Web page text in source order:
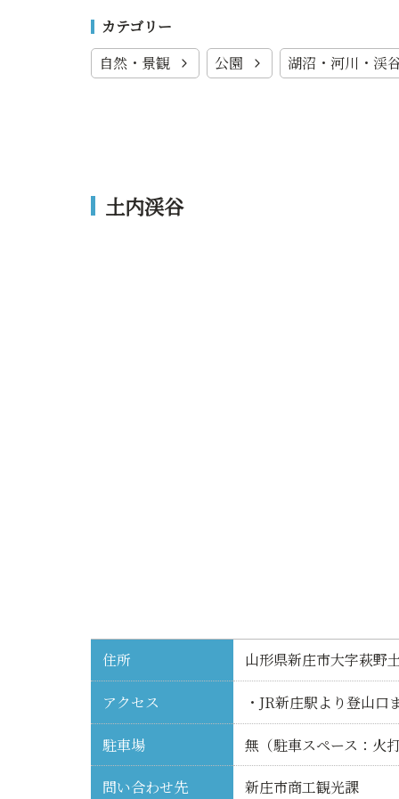
カテゴリー
自然・景観
公園 湖沼・河川・渓
土内渓谷
住所 山形県新庄市大字萩野
アクセス ・JR新庄駅より登山口
駐車場 無（駐車スペース：火
問い合わせ先 新庄市商工観光課